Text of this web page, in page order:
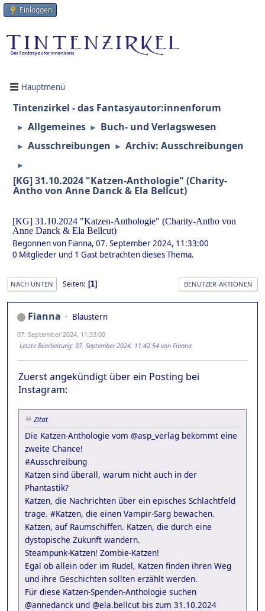
Einloggen
Hauptmenü
Tintenzirkel - das Fantasyautor:innenforum
► Allgemeines ► Buch- und Verlagswesen
► Ausschreibungen ► Archiv: Ausschreibungen
►
[KG] 31.10.2024 "Katzen-Anthologie" (Charity-
Antho von Anne Danck & Ela Bellcut)
[KG] 31.10.2024 "Katzen-Anthologie" (Charity-Antho von
Anne Danck & Ela Bellcut)
Begonnen von Fianna, 07. September 2024, 11:33:00
0 Mitglieder und 1 Gast betrachten dieses Thema.
NACH UNTEN Seiten 1 BENUTZER-AKTIONEN
Fianna Blaustern
07. September 2024, 11:33:00
Letzte Bearbeitung: 07. September 2024, 11:42:54 von Fianna
Zuerst angekündigt über ein Posting bei
Instagram:
Zitat
Die Katzen-Anthologie vom @asp_verlag bekommt eine
zweite Chance!
#Ausschreibung
Katzen sind überall, warum nicht auch in der
Phantastik?
Katzen, die Nachrichten über ein episches Schlachtfeld
trage. #Katzen, die einen Vampir-Sarg bewachen.
Katzen, auf Raumschiffen. Katzen, die durch eine
dystopische Zukunft wandern.
Steampunk-Katzen! Zombie-Katzen!
Egal ob allein oder im Rudel, Katzen finden ihren Weg
und ihre Geschichten sollten erzählt werden.
Für diese Katzen-Spenden-Anthologie suchen
@annedanck und @ela.bellcut bis zum 31.10.2024